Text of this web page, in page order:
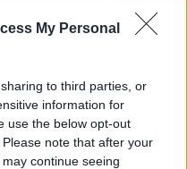
My Personal
to third parties, or
information for
use the below opt-out
note that after your
continue seeing
13 μονάδες η
αξιολογούν
Τσίπρα-